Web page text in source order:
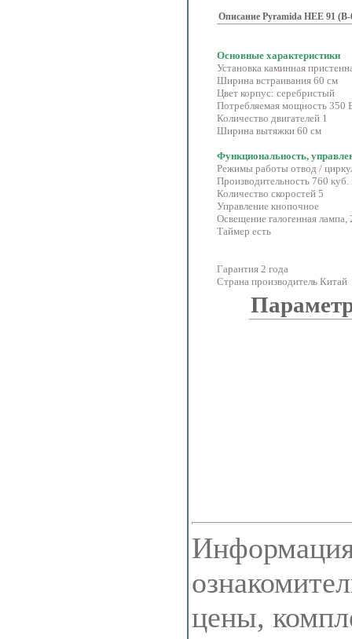
Описание Pyramida HEE 91
Основные характеристики
Установка каминная
Ширина встраивания 60 см
Цвет корпус: серебристый
Потребляемая мощность 350
Количество двигателей 1
Ширина вытяжки 60 см
Функциональность,
Режимы работы отвод /
Производительность 760
Количество скоростей 5
Управление кнопочное
Освещение галогенная лампа,
Таймер есть
Гарантия 2 года
Страна производитель Китай
Информация
цены,